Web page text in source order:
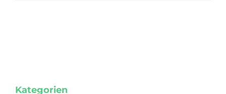
Kategorien